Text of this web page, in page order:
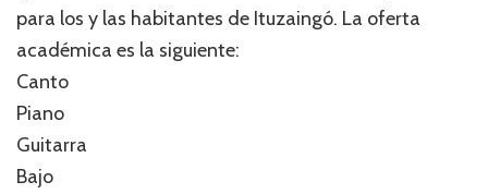
para los y las habitantes de Ituzaingó. La oferta
académica es la siguiente:
Canto
Piano
Guitarra
Bajo